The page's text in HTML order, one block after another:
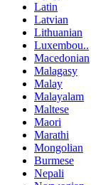
Latin
Latvian
Lithuanian
Luxembou..
Macedonian
Malagasy
Malay
Malayalam
Maltese
Maori
Marathi
Mongolian
Burmese
Nepali